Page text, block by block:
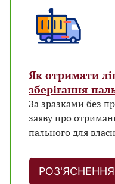
Як отримати
зберігання
За зразками без
заяву про
пального для